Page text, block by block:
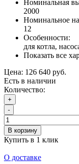
Номинальная
2000
Номинальное
12
Особенности:
для котла,
Показать все
Цена: 126 640 руб.
Есть в наличии
Количество:
+
-
В корзину
Купить в 1 клик
О доставке